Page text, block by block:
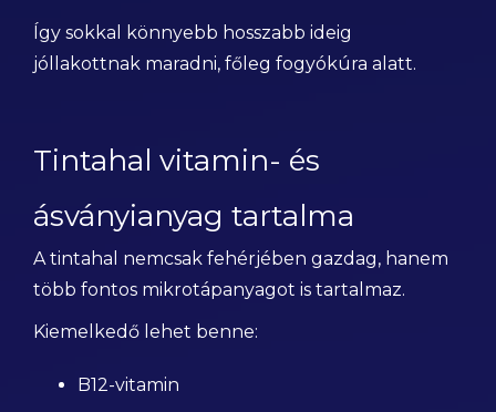
Így sokkal könnyebb hosszabb ideig
jóllakottnak maradni, főleg fogyókúra alatt.
Tintahal vitamin- és
ásványianyag tartalma
A tintahal nemcsak fehérjében gazdag, hanem
több fontos mikrotápanyagot is tartalmaz.
Kiemelkedő lehet benne:
B12-vitamin